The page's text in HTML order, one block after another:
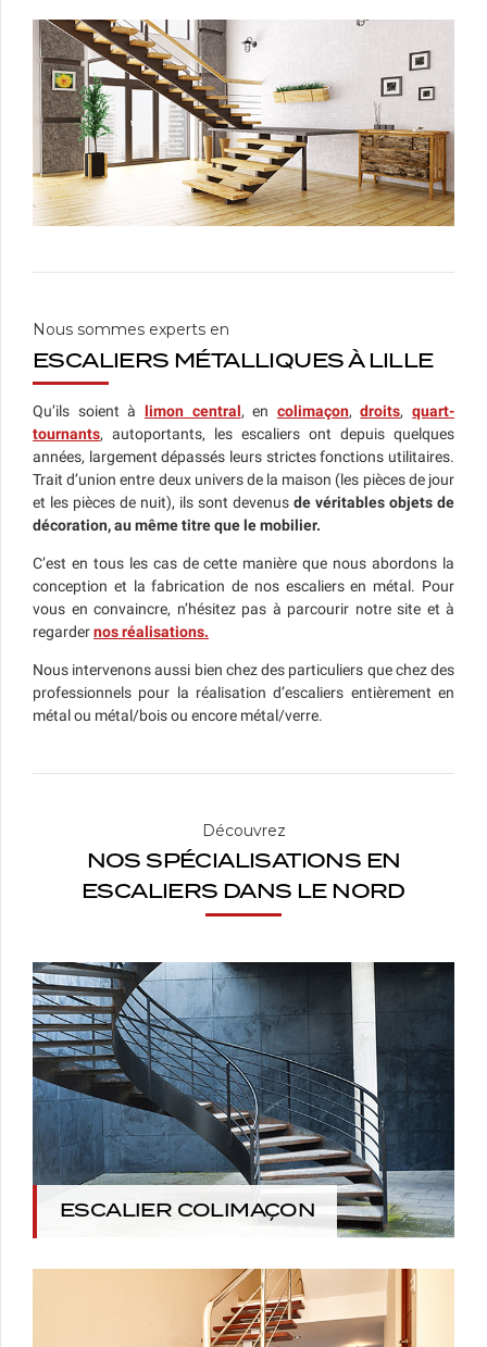
Nous sommes experts en
ESCALIERS MÉTALLIQUES À LILLE
Qu’ils soient à limon central, en colimaçon,droits, quart-
tournants, autoportants, les escaliers ont depuis quelques
années, largement dépassés leurs strictes fonctions utilitaires.
Trait d’union entre deux univers de la maison (les pièces de jour
et les pièces de nuit), ils sont devenus de véritables objets de
décoration, au même titre que le mobilier.
C’est en tous les cas de cette manière que nous abordons la
conception et la fabrication de nos escaliers en métal. Pour
vous en convaincre, n’hésitez pas à parcourir notre site et à
regardernos réalisations.
Nous intervenons aussi bien chez des particuliers que chez des
professionnels pour la réalisation d’escaliers entièrement en
métal ou métal/bois ou encore métal/verre.
Découvrez
NOS SPÉCIALISATIONS EN
ESCALIERS DANS LE NORD
ESCALIER COLIMAÇON